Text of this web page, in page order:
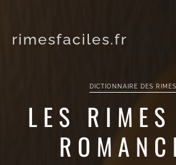
rimesfaciles.fr
DICTIONNAIRE DES RIMES
LES